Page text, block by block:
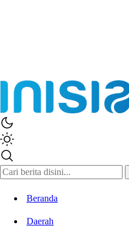
Beranda
Daerah